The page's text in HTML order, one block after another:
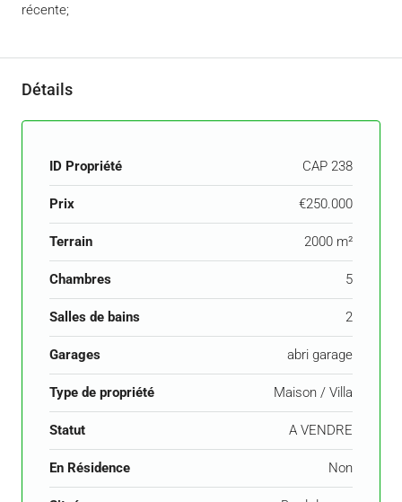
récente;
Détails
ID Propriété CAP 238
Prix €250.000
Terrain 2000 m²
Chambres 5
Salles de bains 2
Garages abri garage
Type de propriété Maison / Villa
Statut A VENDRE
En Résidence Non